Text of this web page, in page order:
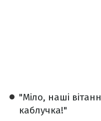
"Міло, наші
каблучка!"